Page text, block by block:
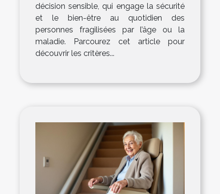
décision sensible, qui engage la sécurité
et le bien-être au quotidien des
personnes fragilisées par l’âge ou la
maladie. Parcourez cet article pour
découvrir les critères...